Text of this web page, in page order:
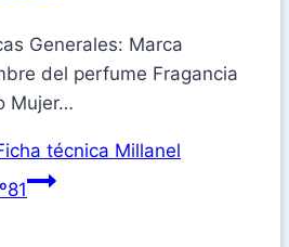
Generales: Marca
del perfume Fragancia
Mujer…
técnica Millanel